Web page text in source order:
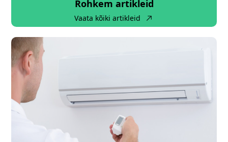
Rohkem artikleid
Vaata kõiki artikleid